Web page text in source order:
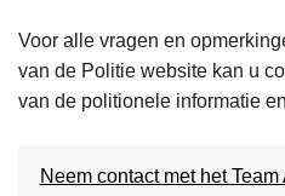
Voor alle vragen en
van de Politie website kan u
van de politionele informatie
Neem contact met het